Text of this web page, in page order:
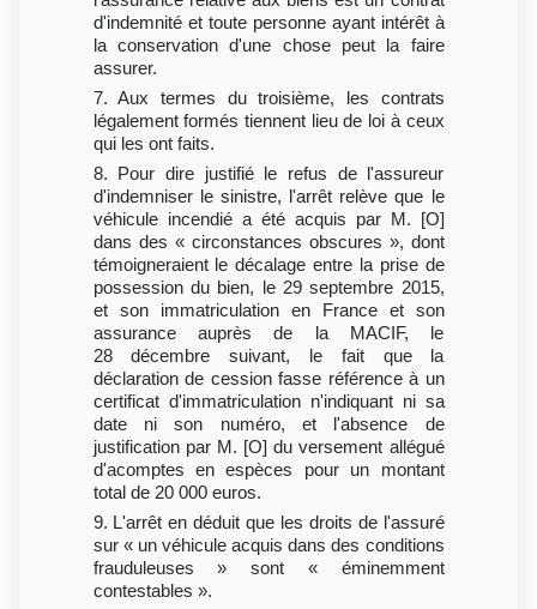
d'indemnité et toute personne ayant intérêt à
la conservation d'une chose peut la faire
assurer.
7. Aux termes du troisième, les contrats
légalement formés tiennent lieu de loi à ceux
qui les ont faits.
8. Pour dire justifié le refus de l'assureur
d'indemniser le sinistre, l'arrêt relève que le
véhicule incendié a été acquis par M. [O]
dans des « circonstances obscures », dont
témoigneraient le décalage entre la prise de
possession du bien, le 29 septembre 2015,
et son immatriculation en France et son
assurance auprès de la MACIF, le
28 décembre suivant, le fait que la
déclaration de cession fasse référence à un
certificat d'immatriculation n'indiquant ni sa
date ni son numéro, et l'absence de
justification par M. [O] du versement allégué
d'acomptes en espèces pour un montant
total de 20 000 euros.
9. L'arrêt en déduit que les droits de l'assuré
sur « un véhicule acquis dans des conditions
frauduleuses » sont « éminemment
contestables ».